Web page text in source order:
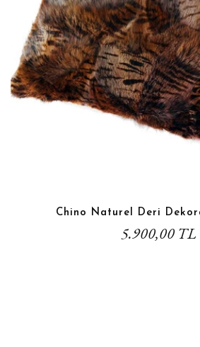
Chino Naturel Deri
5.900,00 TL